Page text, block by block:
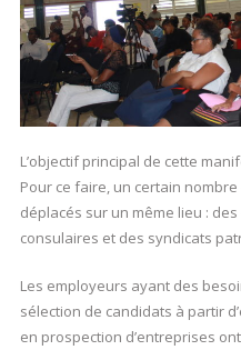
L’objectif principal de cette
Pour ce faire, un certain
déplacés sur un même lieu :
consulaires et des syndicats
Les employeurs ayant des
sélection de candidats à partir
en prospection d’entreprises